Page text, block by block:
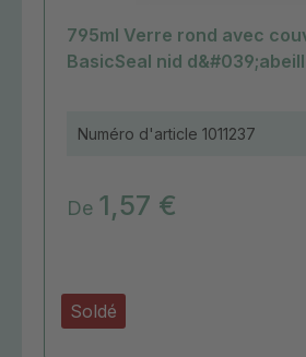
Soldé
795ml Verre rond avec
BasicSeal nid
Numéro d'article 1011237
De 1,57 €